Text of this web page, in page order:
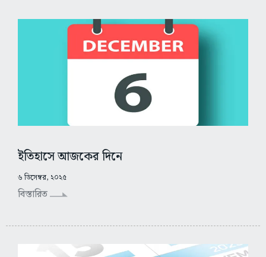
ইতিহাসে আজকের দিনে
৬ ডিসেম্বর, ২০২৫
বিস্তারিত